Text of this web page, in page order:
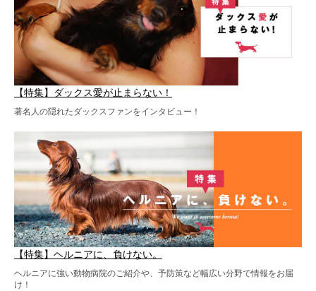
【特集】ダックス愛が止まらない！
著名人の隠れたダックスファンをインタビュー！
【特集】ヘルニアに、負けない。
ヘルニアに強い動物病院のご紹介や、予防策など幅広い分野で情報をお届
け！